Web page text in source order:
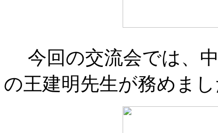
今回の交流会では、
の王建明先生が務めま